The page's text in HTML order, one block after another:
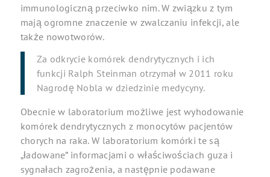
immunologiczną przeciwko nim. W związku z tym
mają ogromne znaczenie w zwalczaniu infekcji, ale
także nowotworów.
Za odkrycie komórek dendrytycznych i ich
funkcji Ralph Steinman otrzymał w 2011 roku
Nagrodę Nobla w dziedzinie medycyny.
Obecnie w laboratorium możliwe jest wyhodowanie
komórek dendrytycznych z monocytów pacjentów
chorych na raka. W laboratorium komórki te są
„ładowane” informacjami o właściwościach guza i
sygnałach zagrożenia, a następnie podawane